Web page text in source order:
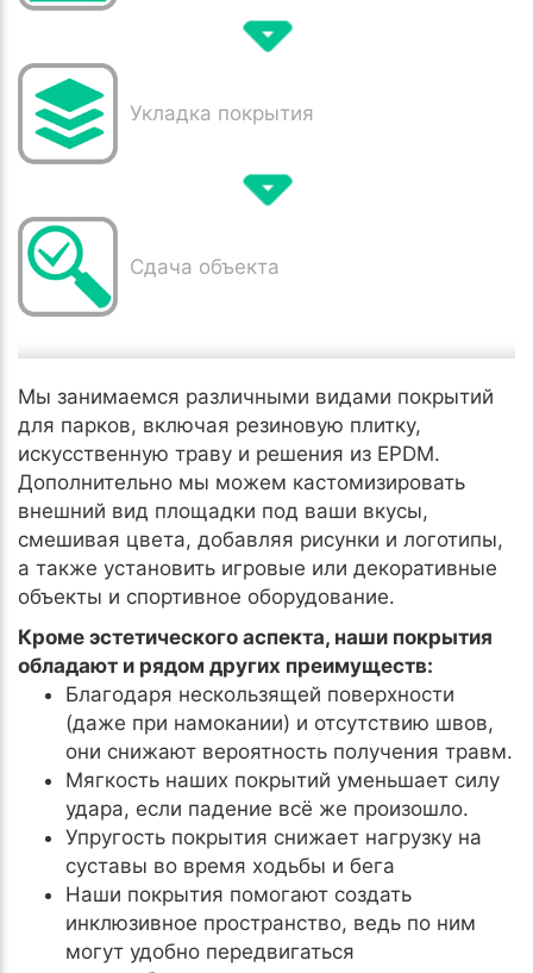
Укладка покрытия
Сдача объекта
Мы занимаемся различными видами покрытий
для парков, включая резиновую плитку,
искусственную траву и решения из EPDM.
Дополнительно мы можем кастомизировать
внешний вид площадки под ваши вкусы,
смешивая цвета, добавляя рисунки и логотипы,
а также установить игровые или декоративные
объекты и спортивное оборудование.
Кроме эстетического аспекта, наши покрытия
обладают и рядом других преимуществ:
Благодаря нескользящей поверхности
(даже при намокании) и отсутствию швов,
они снижают вероятность получения травм.
Мягкость наших покрытий уменьшает силу
удара, если падение всё же произошло.
Упругость покрытия снижает нагрузку на
суставы во время ходьбы и бега
Наши покрытия помогают создать
инклюзивное пространство, ведь по ним
могут удобно передвигаться